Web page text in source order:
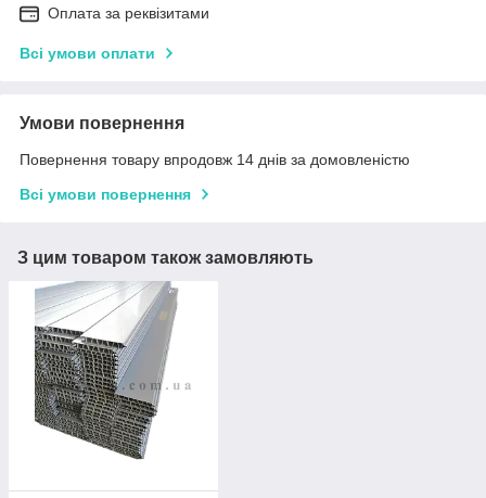
Оплата за реквізитами
Всі умови оплати
Умови повернення
Повернення товару впродовж 14 днів за домовленістю
Всі умови повернення
З цим товаром також замовляють